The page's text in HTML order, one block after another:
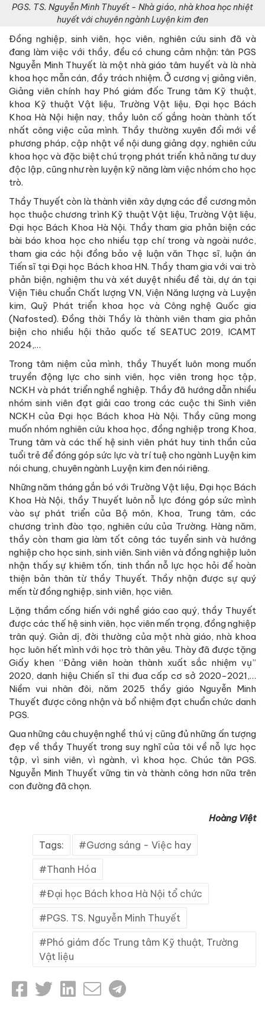
PGS. TS. Nguyễn Minh Thuyết - Nhà giáo, nhà khoa học nhiệt
huyết với chuyên ngành Luyện kim đen
Đồng nghiệp, sinh viên, học viên, nghiên cứu sinh đã và
đang làm việc với thầy, đều có chung cảm nhận: tân PGS
Nguyễn Minh Thuyết là một nhà giáo tâm huyết và là nhà
khoa học mẫn cán, đầy trách nhiệm. Ở cương vị giảng viên,
Giảng viên chính hay Phó giám đốc Trung tâm Kỹ thuật,
khoa Kỹ thuật Vật liệu, Trường Vật liệu, Đại học Bách
Khoa Hà Nội hiện nay, thầy luôn cố gắng hoàn thành tốt
nhất công việc của mình. Thầy thường xuyên đổi mới về
phương pháp, cập nhật về nội dung giảng dạy, nghiên cứu
khoa học và đặc biệt chú trọng phát triển khả năng tư duy
độc lập, cũng như rèn luyện kỹ năng làm việc nhóm cho học
trò.
Thầy Thuyết còn là thành viên xây dựng các đề cương môn
học thuộc chương trình Kỹ thuật Vật liệu, Trường Vật liệu,
Đại học Bách Khoa Hà Nội. Thầy tham gia phản biện các
bài báo khoa học cho nhiều tạp chí trong và ngoài nước,
tham gia các hội đồng bảo vệ luận văn Thạc sĩ, luận án
Tiến sĩ tại Đại học Bách khoa HN. Thầy tham gia với vai trò
phản biện, nghiệm thu và xét duyệt nhiều đề tài, dự án tại
Viện Tiêu chuẩn Chất lượng VN, Viện Năng lượng và Luyện
kim, Quỹ Phát triển khoa học và Công nghệ Quốc gia
(Nafosted). Đồng thời Thầy là thành viên tham gia phản
biện cho nhiều hội thảo quốc tế SEATUC 2019, ICAMT
2024,…
Trong tâm niệm của mình, thầy Thuyết luôn mong muốn
truyền động lực cho sinh viên, học viên trong học tập,
NCKH và phát triển nghề nghiệp. Thầy đã hướng dẫn nhiều
nhóm sinh viên đạt giải cao trong các cuộc thi Sinh viên
NCKH của Đại học Bách khoa Hà Nội. Thầy cũng mong
muốn nhóm nghiên cứu khoa học, đồng nghiệp trong Khoa,
Trung tâm và các thế hệ sinh viên phát huy tinh thần của
tuổi trẻ để đóng góp sức lực và trí tuệ cho ngành Luyện kim
nói chung, chuyên ngành Luyện kim đen nói riêng.
Những năm tháng gắn bó với Trường Vật liệu, Đại học Bách
Khoa Hà Nội, thầy Thuyết luôn nỗ lực đóng góp sức mình
vào sự phát triển của Bộ môn, Khoa, Trung tâm, các
chương trình đào tạo, nghiên cứu của Trường. Hàng năm,
thầy còn tham gia làm tốt công tác tuyển sinh và hướng
nghiệp cho học sinh, sinh viên. Sinh viên và đồng nghiệp luôn
nhận thấy sự khiêm tốn, tinh thần nỗ lực học hỏi để hoàn
thiện bản thân từ thầy Thuyết. Thầy nhận được sự quý
mến từ đồng nghiệp, sinh viên, học viên.
Lặng thầm cống hiến với nghề giáo cao quý, thầy Thuyết
được các thế hệ sinh viên, học viên mến trọng, đồng nghiệp
trân quý. Giản dị, đời thường của một nhà giáo, nhà khoa
học luôn hết mình với học trò thân yêu. Thày đã được tặng
Giấy khen ‘’Đảng viên hoàn thành xuất sắc nhiệm vụ”
2020, danh hiệu Chiến sĩ thi đua cấp cơ sở 2020-2021,…
Niềm vui nhân đôi, năm 2025 thầy giáo Nguyễn Minh
Thuyết được công nhận và bổ nhiệm đạt chuẩn chức danh
PGS.
Qua những câu chuyện nghề thú vị cũng đủ những ấn tượng
đẹp về thầy Thuyết trong suy nghĩ của tôi về nỗ lực học
tập, vì sinh viên, vì ngành, vì khoa học. Chúc tân PGS.
Nguyễn Minh Thuyết vững tin và thành công hơn nữa trên
con đường đã chọn.
Hoàng Việt
Tags: Gương sáng - Việc hay
Thanh Hóa
Đại học Bách khoa Hà Nội tổ chức
PGS. TS. Nguyễn Minh Thuyết
Phó giám đốc Trung tâm Kỹ thuật, Trường
Vật liệu